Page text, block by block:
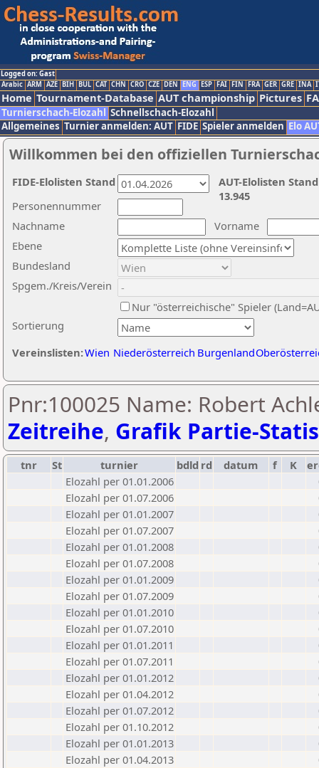
Logged on: Gast
Arabic ARM AZE BIH BUL CAT CHN CRO CZE DEN ENG ESP FAI FIN FRA GER GRE INA
Home Tournament-Database AUT championship Pictures
Turnierschach-Elozahl Schnellschach-Elozahl
Allgemeines Turnier anmelden: AUT FIDE Spieler anmelden Elo
Willkommen bei den offiziellen
Nachname
Vorname
Ebene
Sortierung
Personennummer
Bundesland
Spgem./Kreis/Verein
Nur "österreichische" Spieler
Vereinslisten:Wien Niederösterreich Burgenland
AUT-Elolisten
13.945
FIDE-Elolisten Stand
Pnr:100025 Name: Robert
Zeitreihe, Grafik Partie-
tnr St turnier bdld rd datum f K
Elozahl per 01.01.2006
Elozahl per 01.07.2006
Elozahl per 01.01.2007
Elozahl per 01.07.2007
Elozahl per 01.01.2008
Elozahl per 01.07.2008
Elozahl per 01.01.2009
Elozahl per 01.07.2009
Elozahl per 01.01.2010
Elozahl per 01.07.2010
Elozahl per 01.01.2011
Elozahl per 01.07.2011
Elozahl per 01.01.2012
Elozahl per 01.04.2012
Elozahl per 01.07.2012
Elozahl per 01.10.2012
Elozahl per 01.01.2013
Elozahl per 01.04.2013